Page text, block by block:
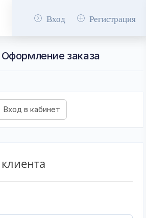
Вход Регистрация
заказа